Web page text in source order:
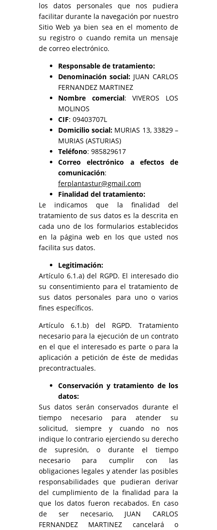
los datos personales que nos pudiera
facilitar durante la navegación por nuestro
Sitio Web ya bien sea en el momento de
su registro o cuando remita un mensaje
de correo electrónico.
Responsable de tratamiento:
Denominación social: JUAN CARLOS
FERNANDEZ MARTINEZ
Nombre comercial: VIVEROS LOS
MOLINOS
CIF: 09403707L
Domicilio social: MURIAS 13, 33829 –
MURIAS (ASTURIAS)
Teléfono: 985829617
Correo electrónico a efectos de
comunicación:
ferplantastur@gmail.com
Finalidad del tratamiento:
Le indicamos que la finalidad del
tratamiento de sus datos es la descrita en
cada uno de los formularios establecidos
en la página web en los que usted nos
facilita sus datos.
Legitimación:
Artículo 6.1.a) del RGPD. El interesado dio
su consentimiento para el tratamiento de
sus datos personales para uno o varios
fines específicos.
Artículo 6.1.b) del RGPD. Tratamiento
necesario para la ejecución de un contrato
en el que el interesado es parte o para la
aplicación a petición de éste de medidas
precontractuales.
Conservación y tratamiento de los
datos:
Sus datos serán conservados durante el
tiempo necesario para atender su
solicitud, siempre y cuando no nos
indique lo contrario ejerciendo su derecho
de supresión, o durante el tiempo
necesario para cumplir con las
obligaciones legales y atender las posibles
responsabilidades que pudieran derivar
del cumplimiento de la finalidad para la
que los datos fueron recabados. En caso
de ser necesario, JUAN CARLOS
FERNANDEZ MARTINEZ cancelará o